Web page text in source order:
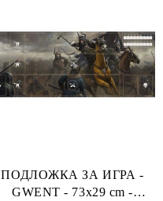
ПОДЛОЖКА ЗА ИГРА -
GWENT - 73х29 cm -